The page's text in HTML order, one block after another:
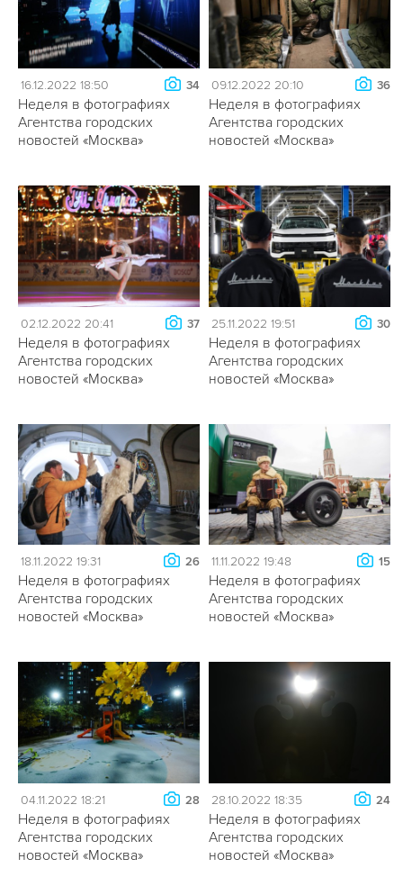
16.12.2022 18:50 34
Неделя в фотографиях
Агентства городских
новостей «Москва»
09.12.2022 20:10 36
Неделя в фотографиях
Агентства городских
новостей «Москва»
02.12.2022 20:41 37
Неделя в фотографиях
Агентства городских
новостей «Москва»
25.11.2022 19:51 30
Неделя в фотографиях
Агентства городских
новостей «Москва»
18.11.2022 19:31 26
Неделя в фотографиях
Агентства городских
новостей «Москва»
11.11.2022 19:48 15
Неделя в фотографиях
Агентства городских
новостей «Москва»
04.11.2022 18:21 28
Неделя в фотографиях
Агентства городских
новостей «Москва»
28.10.2022 18:35 24
Неделя в фотографиях
Агентства городских
новостей «Москва»